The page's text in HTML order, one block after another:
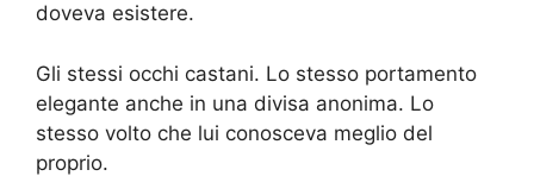
doveva esistere.
Gli stessi occhi castani. Lo stesso portamento
elegante anche in una divisa anonima. Lo
stesso volto che lui conosceva meglio del
proprio.